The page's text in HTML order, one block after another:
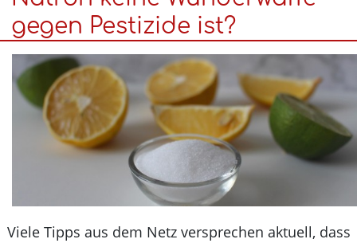
leiden
Angehörige
Suchterkrankter
mit
gegen Pestizide ist?
Viele Tipps aus dem Netz versprechen aktuell,